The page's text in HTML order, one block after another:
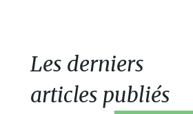
Les derniers
articles publiés